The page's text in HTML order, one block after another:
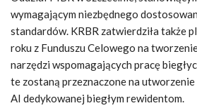
wymagającym niezbędnego
standardów. KRBR zatwierdziła także
roku z Funduszu Celowego na
narzędzi wspomagających pracę
te zostaną przeznaczone na
AI dedykowanej biegłym rewidentom.